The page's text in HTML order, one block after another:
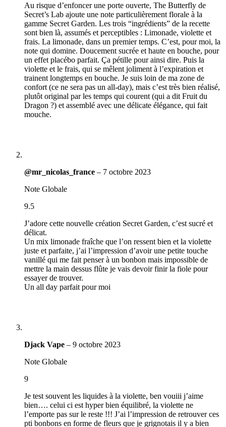
Au risque d’enfoncer une porte ouverte, The Butterfly de
Secret’s Lab ajoute une note particulièrement florale à la
gamme Secret Garden. Les trois “ingrédients” de la recette
sont bien là, assumés et perceptibles : Limonade, violette et
frais. La limonade, dans un premier temps. C’est, pour moi, la
note qui domine. Doucement sucrée et haute en bouche, pour
un effet placébo parfait. Ça pétille pour ainsi dire. Puis la
violette et le frais, qui se mêlent joliment à l’expiration et
trainent longtemps en bouche. Je suis loin de ma zone de
confort (ce ne sera pas un all-day), mais c’est très bien réalisé,
plutôt original par les temps qui courent (qui a dit Fruit du
Dragon ?) et assemblé avec une délicate élégance, qui fait
mouche.
@mr_nicolas_france – 7 octobre 2023
Note Globale
9.5
J’adore cette nouvelle création Secret Garden, c’est sucré et
délicat.
Un mix limonade fraîche que l’on ressent bien et la violette
juste et parfaite, j’ai l’impression d’avoir une petite touche
vanillé qui me fait penser à un bonbon mais impossible de
mettre la main dessus flûte je vais devoir finir la fiole pour
essayer de trouver.
Un all day parfait pour moi
Djack Vape – 9 octobre 2023
Note Globale
9
Je test souvent les liquides à la violette, ben vouiii j’aime
bien…. celui ci est hyper bien équilibré, la violette ne
l’emporte pas sur le reste !!! J’ai l’impression de retrouver ces
pti bonbons en forme de fleurs que je grignotais il y a bien